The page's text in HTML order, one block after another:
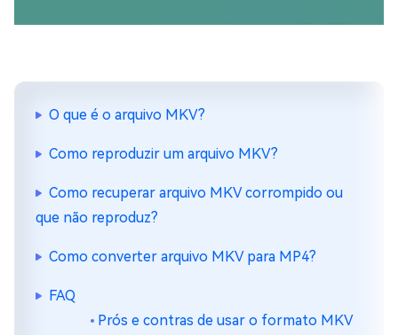
O que é o arquivo MKV?
Como reproduzir um arquivo MKV?
Como recuperar arquivo MKV corrompido ou
que não reproduz?
Como converter arquivo MKV para MP4?
FAQ
Prós e contras de usar o formato MKV